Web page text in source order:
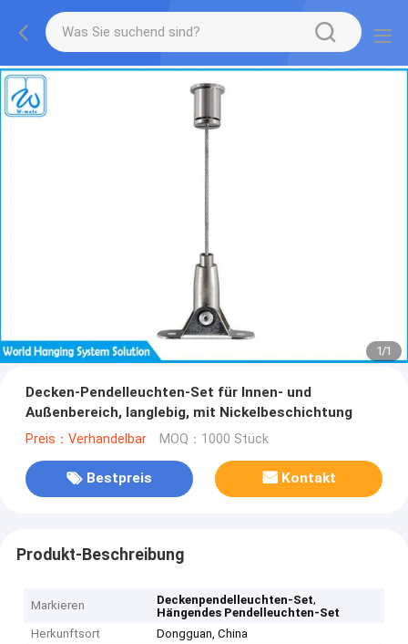
1/1
Decken-Pendelleuchten-Set für Innen- und
Außenbereich, langlebig, mit Nickelbeschichtung
Preis：Verhandelbar MOQ：1000 Stück
Bestpreis Kontakt
Produkt-Beschreibung
Markieren Deckenpendelleuchten-Set,
Hängendes Pendelleuchten-Set
Herkunftsort
Dongguan, China